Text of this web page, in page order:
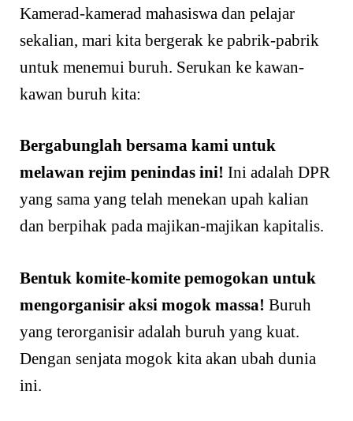
Kamerad-kamerad mahasiswa dan pelajar
sekalian, mari kita bergerak ke pabrik-pabrik
untuk menemui buruh. Serukan ke kawan-
kawan buruh kita:
Bergabunglah bersama kami untuk
melawan rejim penindas ini! Ini adalah DPR
yang sama yang telah menekan upah kalian
dan berpihak pada majikan-majikan kapitalis.
Bentuk komite-komite pemogokan untuk
mengorganisir aksi mogok massa! Buruh
yang terorganisir adalah buruh yang kuat.
Dengan senjata mogok kita akan ubah dunia
ini.